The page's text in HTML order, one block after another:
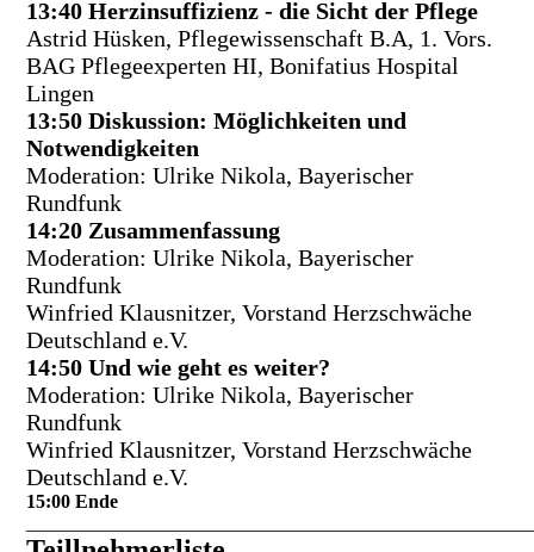
13:40 Herzinsuffizienz - die Sicht der Pflege
Astrid Hüsken, Pflegewissenschaft B.A, 1. Vors.
BAG Pflegeexperten HI, Bonifatius Hospital
Lingen
13:50 Diskussion: Möglichkeiten und
Notwendigkeiten
Moderation: Ulrike Nikola, Bayerischer
Rundfunk
14:20 Zusammenfassung
Moderation: Ulrike Nikola, Bayerischer
Rundfunk
Winfried Klausnitzer, Vorstand Herzschwäche
Deutschland e.V.
14:50 Und wie geht es weiter?
Moderation: Ulrike Nikola, Bayerischer
Rundfunk
Winfried Klausnitzer, Vorstand Herzschwäche
Deutschland e.V.
15:00 Ende